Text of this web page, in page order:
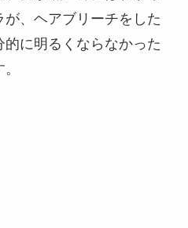
、ヘアブリーチをした
に明るくならなかった